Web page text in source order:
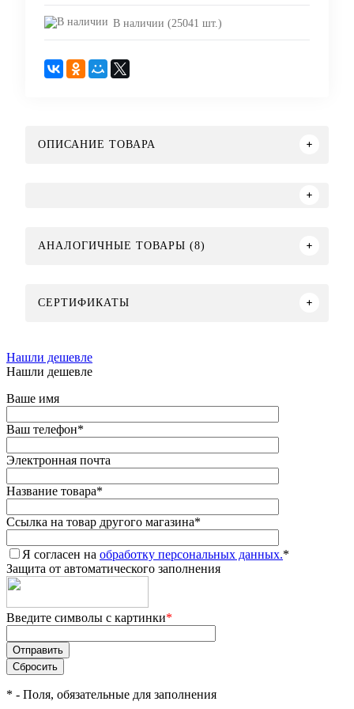
В наличии (25041 шт.)
ОПИСАНИЕ ТОВАРА
АНАЛОГИЧНЫЕ ТОВАРЫ (8)
СЕРТИФИКАТЫ
Нашли дешевле
Нашли дешевле
Ваше имя
Ваш телефон*
Электронная почта
Название товара*
Ссылка на товар другого магазина*
Я согласен на обработку персональных данных.*
Защита от автоматического заполнения
Введите символы с картинки*
* - Поля, обязательные для заполнения